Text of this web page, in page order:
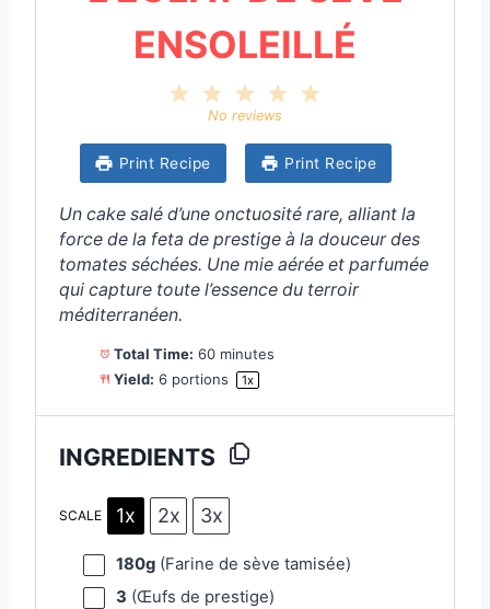
ENSOLEILLÉ
a
r
s
4
a
r
s
3
S
a
r
s
2
S
a
a
r
No reviews
Print Recipe Print Recipe
Un cake salé d’une onctuosité rare, alliant la
force de la feta de prestige à la douceur des
tomates séchées. Une mie aérée et parfumée
qui capture toute l’essence du terroir
méditerranéen.
Total Time: 60 minutes
Yield: 6portions 1x
INGREDIENTS
SCALE 1x 2x 3x
180g(Farine de sève tamisée)
3 (Œufs de prestige)